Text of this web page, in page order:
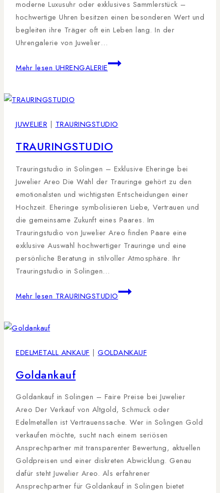
moderne Luxusuhr oder exklusives Sammlerstück –
hochwertige Uhren besitzen einen besonderen Wert und
begleiten ihre Träger oft ein Leben lang. In der
Uhrengalerie von Juwelier…
Mehr lesen UHRENGALERIE
JUWELIER | TRAURINGSTUDIO
TRAURINGSTUDIO
Trauringstudio in Solingen – Exklusive Eheringe bei
Juwelier Areo Die Wahl der Trauringe gehört zu den
emotionalsten und wichtigsten Entscheidungen einer
Hochzeit. Eheringe symbolisieren Liebe, Vertrauen und
die gemeinsame Zukunft eines Paares. Im
Trauringstudio von Juwelier Areo finden Paare eine
exklusive Auswahl hochwertiger Trauringe und eine
persönliche Beratung in stilvoller Atmosphäre. Ihr
Trauringstudio in Solingen…
Mehr lesen TRAURINGSTUDIO
EDELMETALL ANKAUF | GOLDANKAUF
Goldankauf
Goldankauf in Solingen – Faire Preise bei Juwelier
Areo Der Verkauf von Altgold, Schmuck oder
Edelmetallen ist Vertrauenssache. Wer in Solingen Gold
verkaufen möchte, sucht nach einem seriösen
Ansprechpartner mit transparenter Bewertung, aktuellen
Goldpreisen und einer diskreten Abwicklung. Genau
dafür steht Juwelier Areo. Als erfahrener
Ansprechpartner für Goldankauf in Solingen bietet